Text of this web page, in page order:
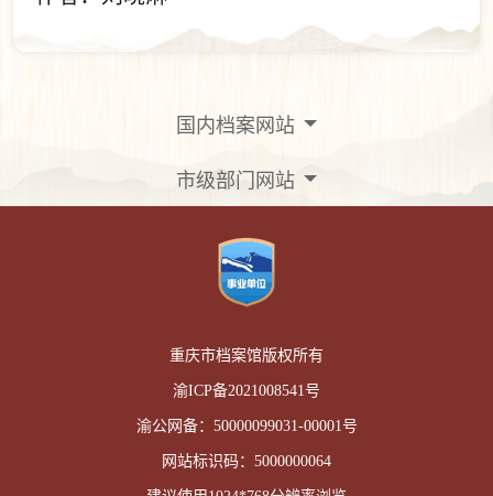
国内档案网站
市级部门网站
重庆市档案馆版权所有
渝ICP备2021008541号
渝公网备： 50000099031-00001号
网站标识码： 5000000064